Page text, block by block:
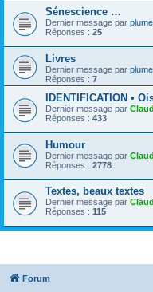
Sénescience …
Dernier message par
Réponses : 25
Livres
Dernier message par
Réponses : 7
IDENTIFICATION •
Dernier message par
Réponses : 433
Humour
Dernier message par
Réponses : 2778
Textes, beaux textes
Dernier message par
Réponses : 115
Forum